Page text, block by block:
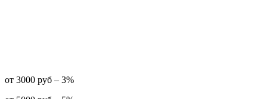
от 3000 руб – 3%